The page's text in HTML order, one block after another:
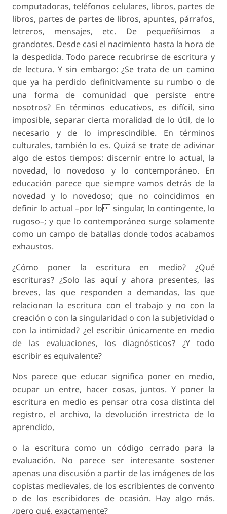
computadoras, teléfonos celulares, libros, partes de
libros, partes de partes de libros, apuntes, párrafos,
letreros, mensajes, etc. De pequeñísimos a
grandotes. Desde casi el nacimiento hasta la hora de
la despedida. Todo parece recubrirse de escritura y
de lectura. Y sin embargo: ¿Se trata de un camino
que ya ha perdido definitivamente su rumbo o de
una forma de comunidad que persiste entre
nosotros? En términos educativos, es difícil, sino
imposible, separar cierta moralidad de lo útil, de lo
necesario y de lo imprescindible. En términos
culturales, también lo es. Quizá se trate de adivinar
algo de estos tiempos: discernir entre lo actual, la
novedad, lo novedoso y lo contemporáneo. En
educación parece que siempre vamos detrás de la
novedad y lo novedoso; que no coincidimos en
definir lo actual –por lo singular, lo contingente, lo
rugoso–; y que lo contemporáneo surge solamente
como un campo de batallas donde todos acabamos
exhaustos.
¿Cómo poner la escritura en medio? ¿Qué
escrituras? ¿Solo las aquí y ahora presentes, las
breves, las que responden a demandas, las que
relacionan la escritura con el trabajo y no con la
creación o con la singularidad o con la subjetividad o
con la intimidad? ¿el escribir únicamente en medio
de las evaluaciones, los diagnósticos? ¿Y todo
escribir es equivalente?
Nos parece que educar significa poner en medio,
ocupar un entre, hacer cosas, juntos. Y poner la
escritura en medio es pensar otra cosa distinta del
registro, el archivo, la devolución irrestricta de lo
aprendido,
o la escritura como un código cerrado para la
evaluación. No parece ser interesante sostener
apenas una discusión a partir de las imágenes de los
copistas medievales, de los escribientes de convento
o de los escribidores de ocasión. Hay algo más.
¿pero qué, exactamente?